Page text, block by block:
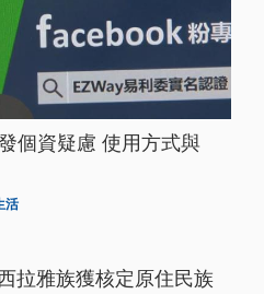
個資疑慮 使用方式與
活
拉雅族獲核定原住民族